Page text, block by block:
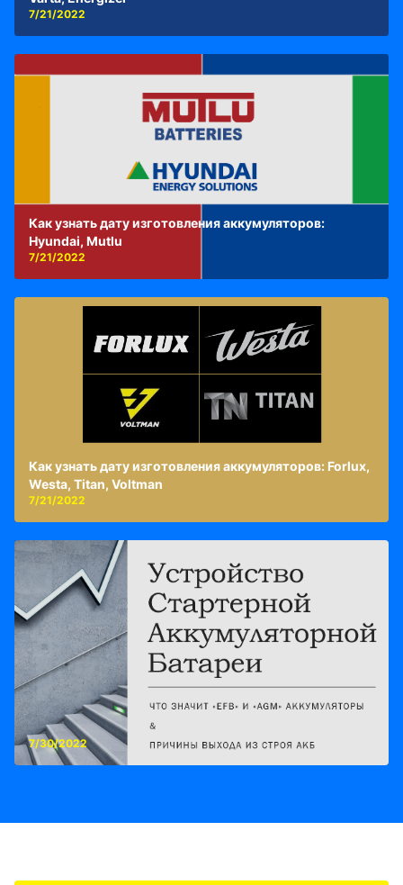
7/21/2022
Как узнать дату изготовления аккумуляторов:
Hyundai, Mutlu
7/21/2022
Как узнать дату изготовления аккумуляторов: Forlux,
Westa, Titan, Voltman
7/21/2022
7/30/2022